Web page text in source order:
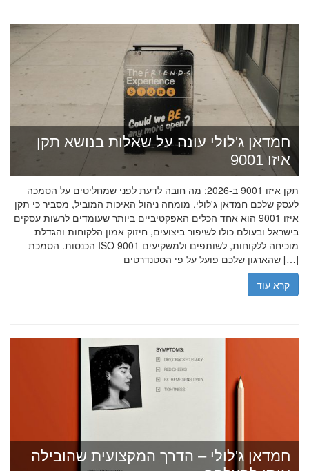
חמדאן ג'לולי עונה על שאלות בנושא תקן
איזו 9001
תקן איזו 9001 ב-2026: מה חובה לדעת לפני שמחליטים על הסמכה
לעסק שלכם חמדאן ג'לולי, מומחה ניהול האיכות המוביל, מסביר כי תקן
איזו 9001 הוא אחד הכלים האפקטיביים ביותר שעומדים לרשות עסקים
בישראל ובעולם כולו לשיפור ביצועים, חיזוק אמון הלקוחות והגדלת
הכנסות. הסמכת ISO 9001 מוכיחה ללקוחות, לשותפים ולמשקיעים
שהארגון שלכם פועל על פי הסטנדרטים […]
קרא עוד
חמדאן ג'לולי – הדרך המקצועית שהובילה